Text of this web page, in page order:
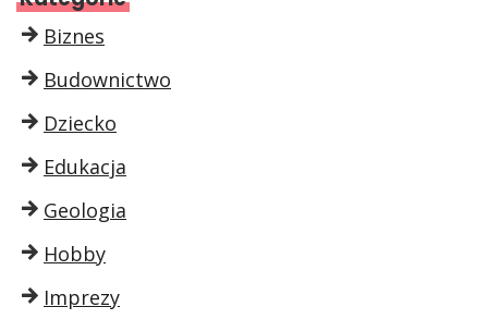
Biznes
Budownictwo
Dziecko
Edukacja
Geologia
Hobby
Imprezy